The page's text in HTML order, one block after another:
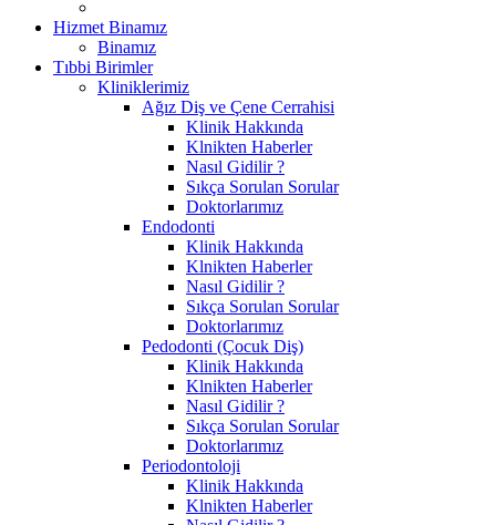
Hizmet Binamız
Binamız
Tıbbi Birimler
Kliniklerimiz
Ağız Diş ve Çene Cerrahisi
Klinik Hakkında
Klnikten Haberler
Nasıl Gidilir ?
Sıkça Sorulan Sorular
Doktorlarımız
Endodonti
Klinik Hakkında
Klnikten Haberler
Nasıl Gidilir ?
Sıkça Sorulan Sorular
Doktorlarımız
Pedodonti (Çocuk Diş)
Klinik Hakkında
Klnikten Haberler
Nasıl Gidilir ?
Sıkça Sorulan Sorular
Doktorlarımız
Periodontoloji
Klinik Hakkında
Klnikten Haberler